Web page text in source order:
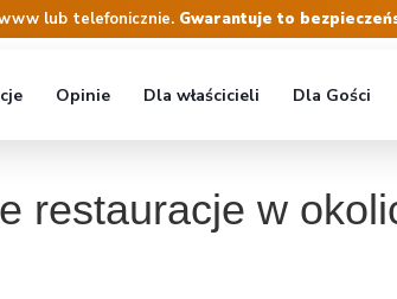
restauracje w
lub telefonicznie. Gwarantuje to
Opinie Dla właścicieli Dla Gości